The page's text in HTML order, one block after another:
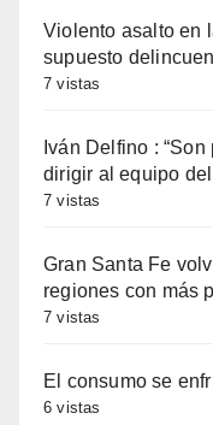
Violento asalto en
supuesto
7 vistas
Iván Delfino :
dirigir al equipo
7 vistas
Gran Santa Fe
regiones con más
7 vistas
El consumo se
6 vistas